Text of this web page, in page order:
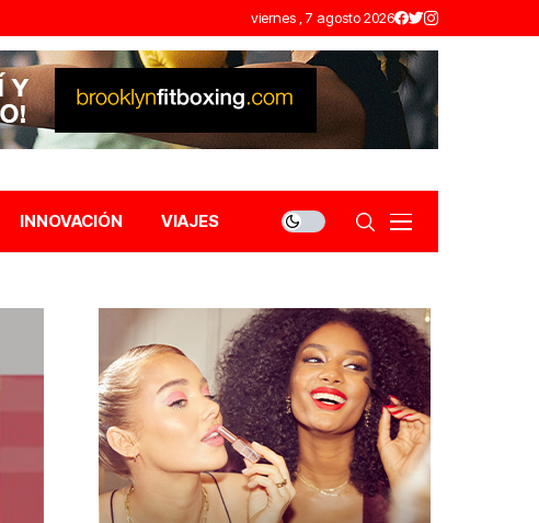
viernes , 7 agosto 2026
INNOVACIÓN VIAJES